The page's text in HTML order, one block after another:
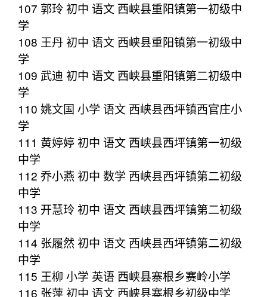
107 郭玲 初中 语文 西峡县重阳镇第一初级中
学
108 王丹 初中 语文 西峡县重阳镇第一初级中
学
109 武迪 初中 语文 西峡县重阳镇第二初级中
学
110 姚文国 小学 语文 西峡县西坪镇西官庄小
学
111 黄婷婷 初中 语文 西峡县西坪镇第一初级
中学
112 乔小燕 初中 数学 西峡县西坪镇第二初级
中学
113 开慧玲 初中 语文 西峡县西坪镇第二初级
中学
114 张履然 初中 语文 西峡县西坪镇第二初级
中学
115 王柳 小学 英语 西峡县寨根乡赛岭小学
116 张萍 初中 语文 西峡县寨根乡初级中学